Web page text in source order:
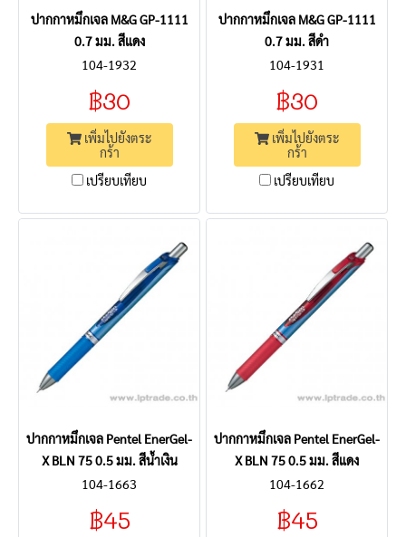
ปากกาหมึกเจล M&G GP-1111
0.7 มม. สีแดง
104-1932
฿30
เพิ่มไปยังตระ
กร้า
เปรียบเทียบ
ปากกาหมึกเจล M&G GP-1111
0.7 มม. สีดำ
104-1931
฿30
เพิ่มไปยังตระ
กร้า
เปรียบเทียบ
ปากกาหมึกเจล Pentel EnerGel-
X BLN 75 0.5 มม. สีน้ำเงิน
104-1663
฿45
ปากกาหมึกเจล Pentel EnerGel-
X BLN 75 0.5 มม. สีแดง
104-1662
฿45